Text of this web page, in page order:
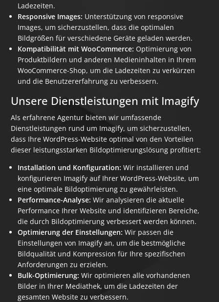
Ladezeiten.
Responsive Images: Unterstützung von responsive
Images, um sicherzustellen, dass die optimalen
Bildgrößen für verschiedene Geräte geladen werden.
Kompatibilität mit WooCommerce: Optimierung von
Produktbildern und anderen Medieninhalten in Ihrem
WooCommerce-Shop, um die Ladezeiten zu verkürzen
und die Benutzererfahrung zu verbessern.
Unsere Dienstleistungen mit Imagify
Als erfahrene Agentur bieten wir umfassende
Dienstleistungen rund um Imagify, um sicherzustellen,
dass Ihre WordPress-Website optimal von den Vorteilen
dieser leistungsstarken Bildoptimierungslösung profitiert:
Installation und Konfiguration: Wir installieren und
konfigurieren Imagify auf Ihrer WordPress-Website, um
eine optimale Bildoptimierung zu gewährleisten.
Performance-Analyse: Wir analysieren die aktuelle
Performance Ihrer Website und identifizieren Bereiche,
die durch Bildoptimierung verbessert werden können.
Optimierung der Einstellungen: Wir passen die
Einstellungen von Imagify an, um die bestmögliche
Bildqualität und Kompression für Ihre spezifischen
Anforderungen zu erzielen.
Bulk-Optimierung: Wir optimieren alle vorhandenen
Bilder in Ihrer Mediathek, um die Ladezeiten der
gesamten Website zu verbessern.